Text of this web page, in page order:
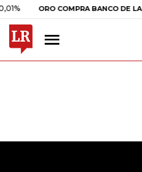
ORO COMPRA BANCO DE LA